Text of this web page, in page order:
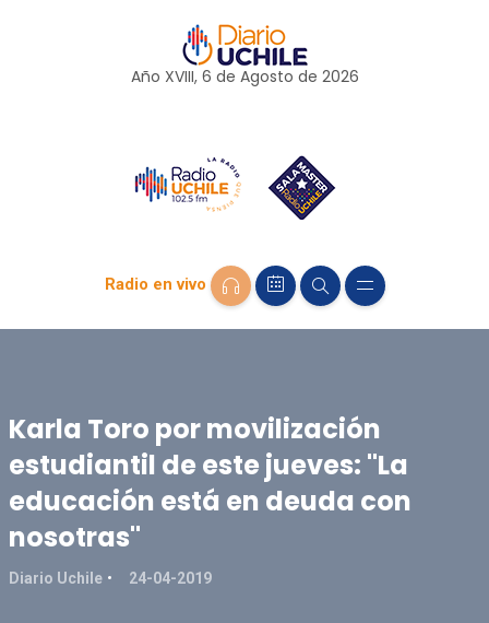
Año XVIII, 6 de Agosto de 2026
Radio en vivo
Karla Toro por movilización
estudiantil de este jueves: "La
educación está en deuda con
nosotras"
Diario Uchile 24-04-2019